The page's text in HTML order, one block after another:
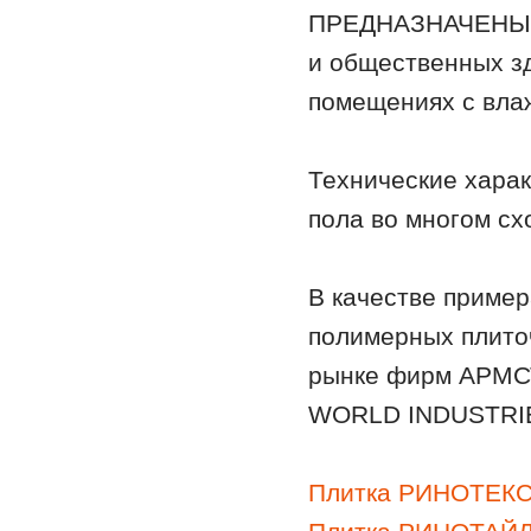
ПРЕДНАЗНАЧЕНЫ
и общественных
помещениях с
Технические
пола во многом
В качестве
полимерных
рынке фирм
WORLD
Плитка